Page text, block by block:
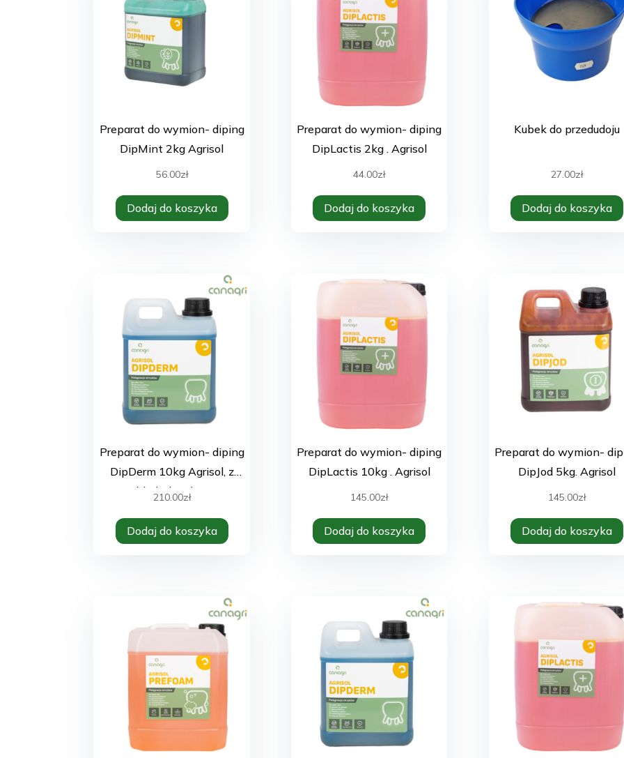
Preparat do wymion- diping
DipMint 2kg Agrisol
56.00zł
Dodaj do koszyka
Preparat do wymion- diping
DipLactis 2kg . Agrisol
44.00zł
Dodaj do koszyka
Kubek do przedudoju
27.00zł
Dodaj do koszyka
Preparat do wymion- diping
DipDerm 10kg Agrisol, z
chlorheksydyną
210.00zł
Dodaj do koszyka
Preparat do wymion- diping
DipLactis 10kg . Agrisol
145.00zł
Dodaj do koszyka
Preparat do wymion-
DipJod 5kg. Agrisol
145.00zł
Dodaj do koszyka